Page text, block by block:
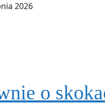
2026
o